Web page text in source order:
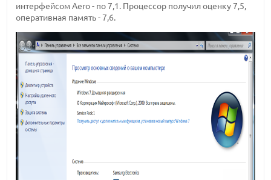
интерфейсом Aero - по 7,1. Процессор получил оценку 7,5,
оперативная память - 7,6.